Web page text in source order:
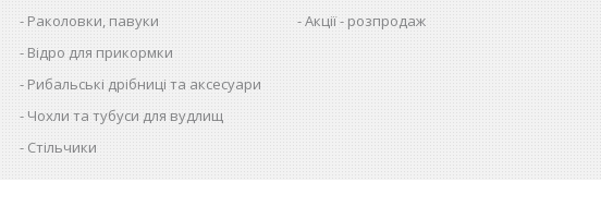
Раколовки, павуки
Відро для прикормки
Рибальські дрібниці та аксесуари
Чохли та тубуси для вудлищ
Стільчики
Акції - розпродаж